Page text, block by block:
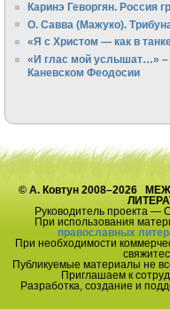
Каринэ Геворгян. Россия
О. Савва (Мажуко).
«Я с Христом — как в
«И глас мой услышат…» –
Каневском Феодосии
© А. Ковтун 2008–2026
Руководитель проекта —
При использования
православных
При необходимости
Публикуемые материалы не
Приглашаем к
Разработка, создание и